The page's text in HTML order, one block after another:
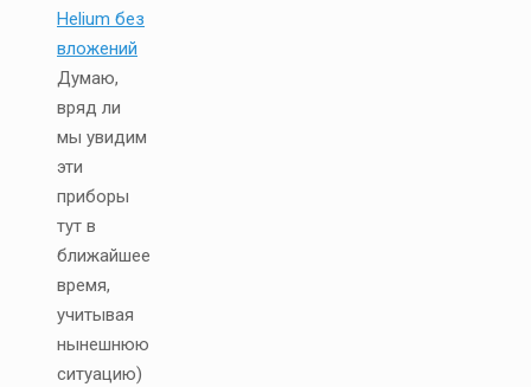
Helium без
вложений
Думаю,
вряд ли
мы увидим
эти
приборы
тут в
ближайшее
время,
учитывая
нынешнюю
ситуацию)